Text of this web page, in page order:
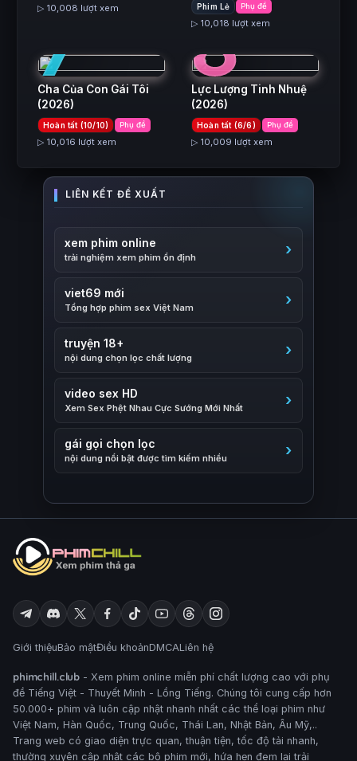
▷ 10,008 lượt xem Phim Lẻ Phụ đề
▷ 10,018 lượt xem
7
Cha Của Con Gái Tôi
(2026)
Hoàn tất (10/10) Phụ đề
▷ 10,016 lượt xem
8
Lực Lượng Tinh Nhuệ
(2026)
Hoàn tất (6/6) Phụ đề
▷ 10,009 lượt xem
xem phim online
trải nghiệm xem phim ổn định
viet69 mới
Tổng hợp phim sex Việt Nam
truyện 18+
nội dung chọn lọc chất lượng
video sex HD
Xem Sex Phệt Nhau Cực Sướng Mới Nhất
gái gọi chọn lọc
nội dung nổi bật được tìm kiếm nhiều
Giới thiệuBảo mậtĐiều khoảnDMCALiên hệ
phimchill.club - Xem phim online miễn phí chất lượng cao với phụ
đề Tiếng Việt - Thuyết Minh - Lồng Tiếng. Chúng tôi cung cấp hơn
50.000+ phim và luôn cập nhật nhanh nhất các thể loại phim như
Việt Nam, Hàn Quốc, Trung Quốc, Thái Lan, Nhật Bản, Âu Mỹ,..
Trang web có giao diện trực quan, thuận tiện, tốc độ tải nhanh,
thường xuyên cập nhật các bộ phim mới, hứa hẹn đem lại trải